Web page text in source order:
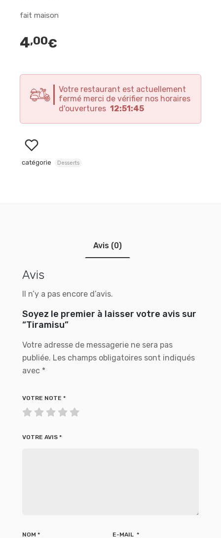
fait maison
4,00€
Votre restaurant est actuellement
fermé merci de vérifier nos horaires
d'ouvertures 12:51:45
catégorie Desserts
Avis (0)
Avis
Il n’y a pas encore d’avis.
Soyez le premier à laisser votre avis sur
“Tiramisu”
Votre adresse de messagerie ne sera pas
publiée. Les champs obligatoires sont indiqués
avec *
VOTRE NOTE *
VOTRE AVIS *
NOM * E-MAIL *